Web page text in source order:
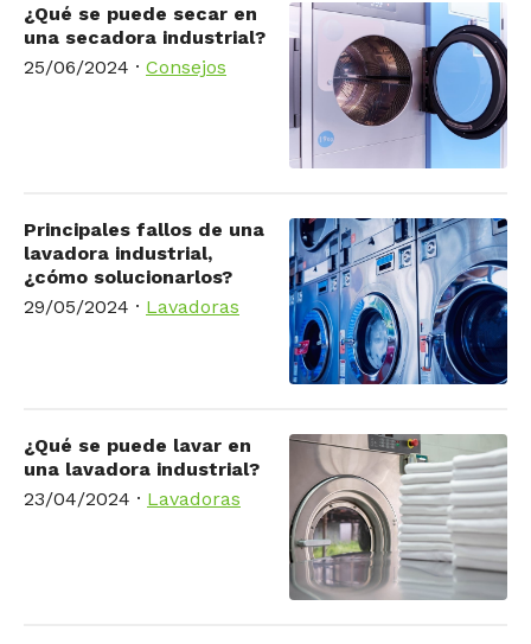
¿Qué se puede secar en
una secadora industrial?
25/06/2024 · Consejos
Principales fallos de una
lavadora industrial,
¿cómo solucionarlos?
29/05/2024 · Lavadoras
¿Qué se puede lavar en
una lavadora industrial?
23/04/2024 · Lavadoras